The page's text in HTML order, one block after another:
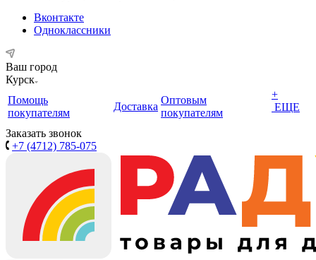
Вконтакте
Одноклассники
Ваш город
Курск
Помощь
покупателям
Доставка
Оптовым
покупателям
+
ЕЩЕ
Заказать звонок
+7 (4712) 785-075